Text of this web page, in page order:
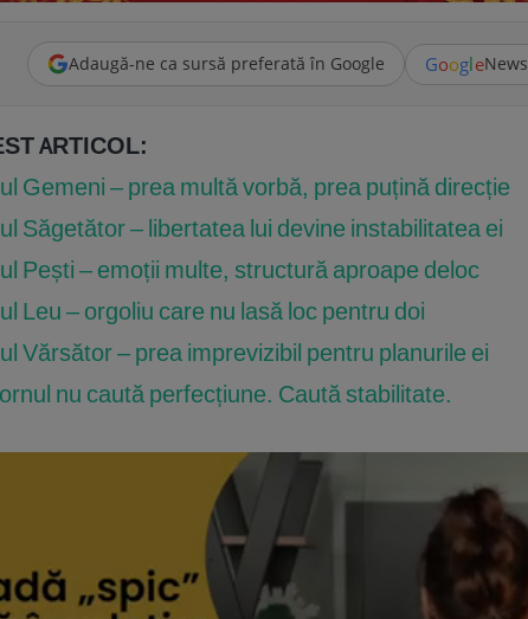
Adaugă-ne ca sursă preferată în Google GoogleNews
ARTICOL:
Gemeni – prea multă vorbă, prea puțină direcție
Săgetător – libertatea lui devine instabilitatea ei
Pești – emoții multe, structură aproape deloc
Leu – orgoliu care nu lasă loc pentru doi
Vărsător – prea imprevizibil pentru planurile ei
nu caută perfecțiune. Caută stabilitate.